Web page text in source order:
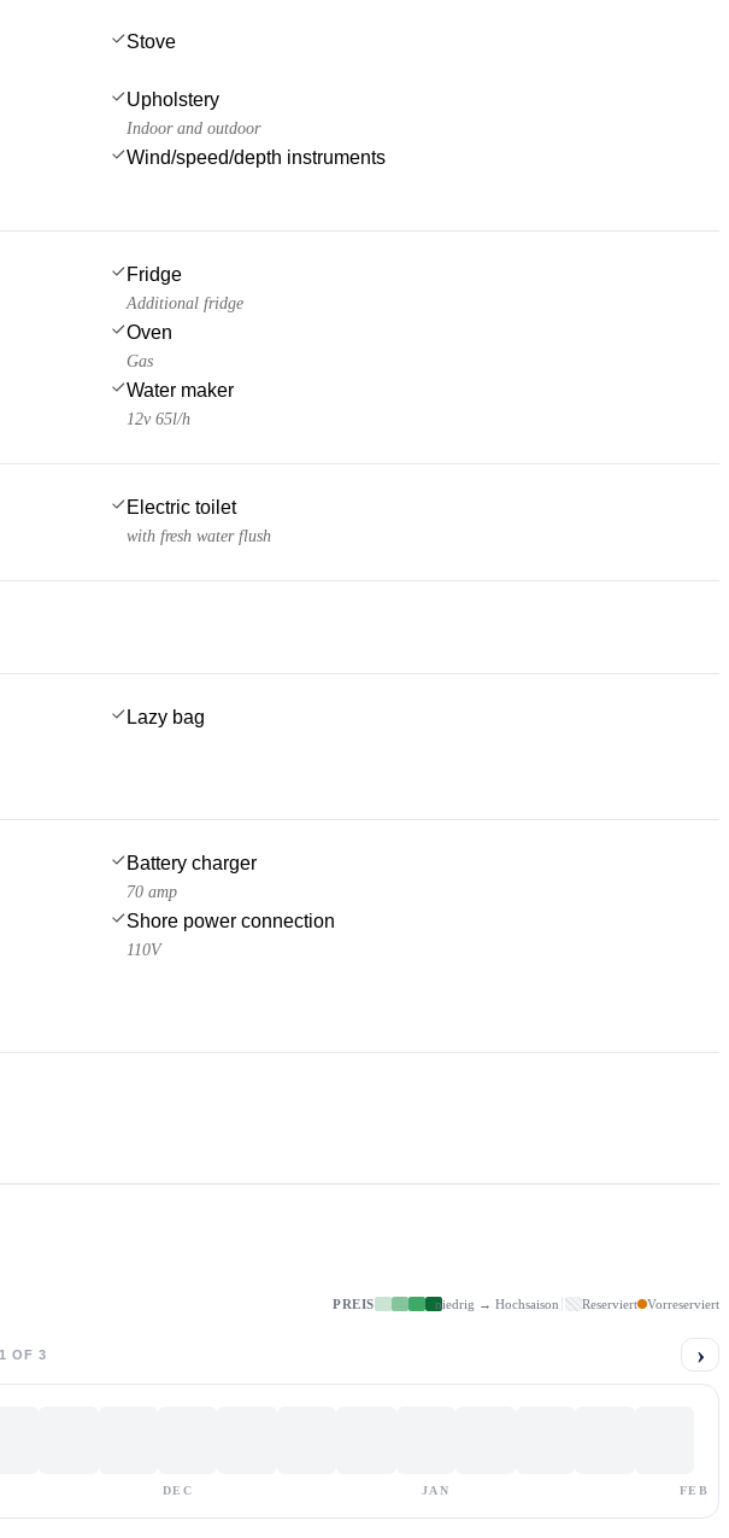
Stove
Upholstery
Indoor and outdoor
Wind/speed/depth instruments
Fridge
Additional fridge
Oven
Gas
Water maker
12v 65l/h
Electric toilet
with fresh water flush
Lazy bag
Battery charger
70 amp
Shore power connection
110V
PREIS niedrig → Hochsaison Reserviert Vorreserviert
1 OF 3 ›
DEC JAN FEB